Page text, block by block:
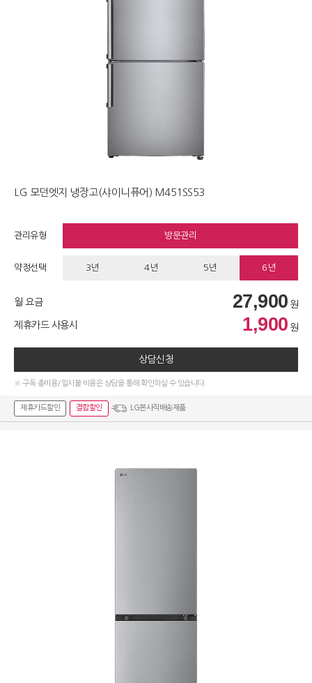
LG 모던엣지 냉장고(샤이니퓨어) M451SS53
관리유형 방문관리
약정선택 3년 4년 5년 6년
월 요금 27,900 원
제휴카드 사용시 1,900 원
상담신청
※ 구독 총비용/일시불 비용은 상담을 통해 확인하실 수 있습니다.
제휴카드할인 결합할인 LG본사직배송제품